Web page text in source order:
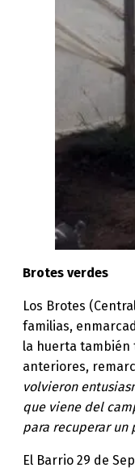
Brotes verdes
Los Brotes
familias,
la huerta también
anteriores,
volvieron
que viene del
para recuperar un
El Barrio 29 de